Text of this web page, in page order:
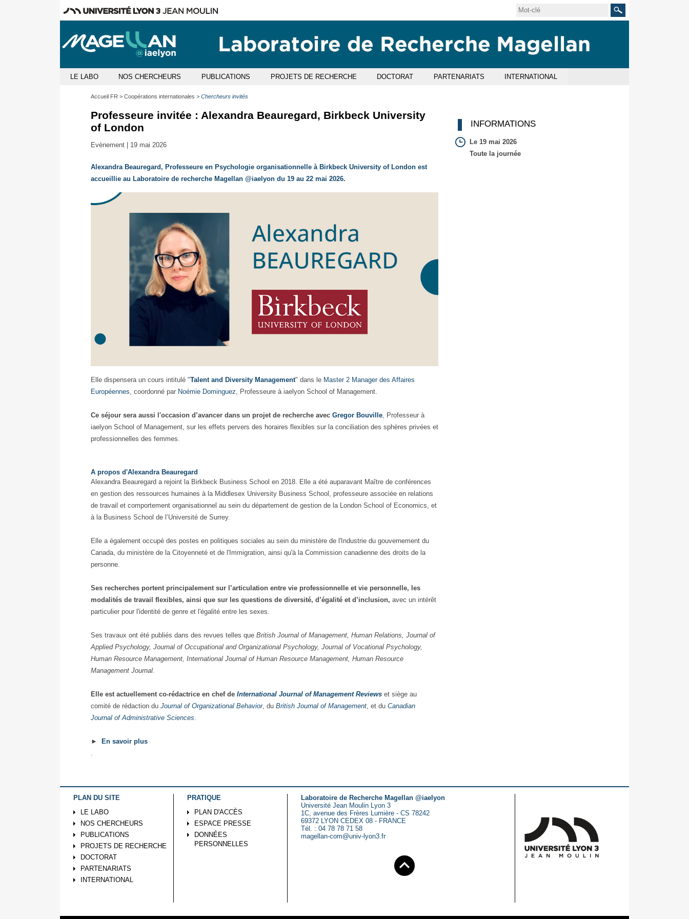
Rechercher
LE LABO NOS CHERCHEURS PUBLICATIONS PROJETS DE RECHERCHE DOCTORAT PARTENARIATS INTERNATIONAL
Accueil FR Coopérations internationales Chercheurs invités
Professeure invitée : Alexandra Beauregard, Birkbeck University
of London
Evènement | 19 mai 2026
Alexandra Beauregard, Professeure en Psychologie organisationnelle à Birkbeck University of London est
accueillie au Laboratoire de recherche Magellan @iaelyon du 19 au 22 mai 2026.
Elle dispensera un cours intitulé "Talent and Diversity Management" dans le Master 2 Manager des Affaires
Européennes , coordonné par Noémie Dominguez , Professeure à iaelyon School of Management.
Ce séjour sera aussi l'occasion d’avancer dans un projet de recherche avec Gregor Bouville , Professeur à
iaelyon School of Management, sur les effets pervers des horaires flexibles sur la conciliation des sphères privées et
professionnelles des femmes.
A propos d'Alexandra Beauregard
Alexandra Beauregard a rejoint la Birkbeck Business School en 2018. Elle a été auparavant Maître de conférences
en gestion des ressources humaines à la Middlesex University Business School, professeure associée en relations
de travail et comportement organisationnel au sein du département de gestion de la London School of Economics, et
à la Business School de l’Université de Surrey.
Elle a également occupé des postes en politiques sociales au sein du ministère de l'Industrie du gouvernement du
Canada, du ministère de la Citoyenneté et de l'Immigration, ainsi qu'à la Commission canadienne des droits de la
personne.
Ses recherches portent principalement sur l’articulation entre vie professionnelle et vie personnelle, les
modalités de travail flexibles, ainsi que sur les questions de diversité, d’égalité et d’inclusion, avec un intérêt
particulier pour l'identité de genre et l'égalité entre les sexes.
Ses travaux ont été publiés dans des revues telles que British Journal of Management, Human Relations, Journal of
Applied Psychology, Journal of Occupational and Organizational Psychology, Journal of Vocational Psychology,
Human Resource Management, International Journal of Human Resource Management, Human Resource
Management Journal.
Elle est actuellement co-rédactrice en chef de International Journal of Management Reviews et siège au
comité de rédaction du Journal of Organizational Behavior, du British Journal of Management , et du Canadian
Journal of Administrative Sciences
►
En savoir plus
INFORMATIONS
Le 19 mai 2026
Toute la journée
PLAN DU SITE
LE LABO
NOS CHERCHEURS
PUBLICATIONS
PROJETS DE RECHERCHE
DOCTORAT
PARTENARIATS
INTERNATIONAL
PRATIQUE
PLAN D'ACCÈS
ESPACE PRESSE
DONNÉES
PERSONNELLES
Laboratoire de Recherche Magellan @iaelyon
Université Jean Moulin Lyon 3
1C, avenue des Frères Lumière - CS 78242
69372 LYON CEDEX 08 - FRANCE
Tél. : 04 78 78 71 58
magellan-com@univ-lyon3.fr